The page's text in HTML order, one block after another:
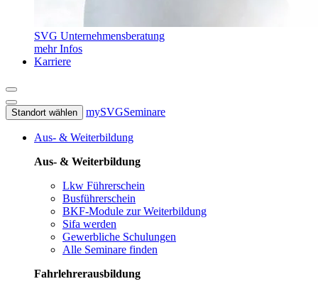
SVG Unternehmensberatung
mehr Infos
Karriere
Standort wählen mySVGSeminare
Aus- & Weiterbildung
Aus- & Weiterbildung
Lkw Führerschein
Busführerschein
BKF-Module zur Weiterbildung
Sifa werden
Gewerbliche Schulungen
Alle Seminare finden
Fahrlehrerausbildung